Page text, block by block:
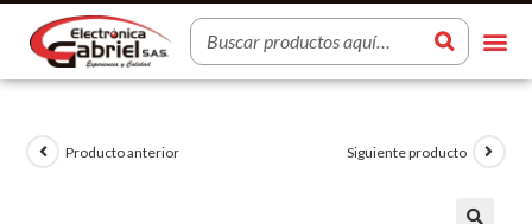
Producto anterior Siguiente producto